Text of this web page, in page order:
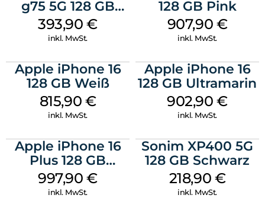
g75 5G 128 GB
Charcoal Gray
393,90€
inkl. MwSt.
128 GB Pink
907,90 €
inkl. MwSt.
Apple iPhone 16
128 GB Weiß
815,90 €
inkl. MwSt.
Apple iPhone 16
128 GB Ultramarin
902,90€
inkl. MwSt.
Apple iPhone 16
Plus 128 GB
Schwarz
997,90€
inkl. MwSt.
Sonim XP400 5G
128 GB Schwarz
218,90 €
inkl. MwSt.